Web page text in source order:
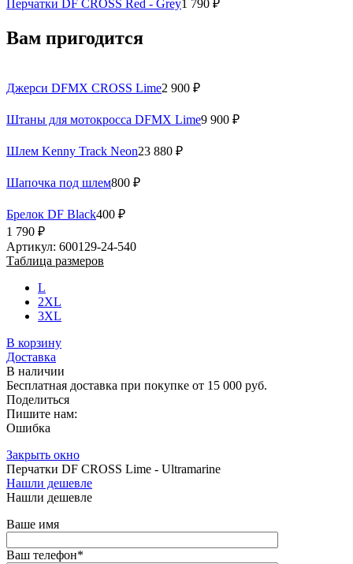
Перчатки DF CROSS Red - Grey1 790 ₽
Вам пригодится
Джерси DFMX CROSS Lime2 900 ₽
Штаны для мотокросса DFMX Lime9 900 ₽
Шлем Kenny Track Neon23 880 ₽
Шапочка под шлем800 ₽
Брелок DF Black400 ₽
1 790 ₽
Артикул: 600129-24-540
Таблица размеров
L
2XL
3XL
В корзину
Доставка
В наличии
Бесплатная доставка при покупке от 15 000 руб.
Поделиться
Пишите нам:
Ошибка
Закрыть окно
Перчатки DF CROSS Lime - Ultramarine
Нашли дешевле
Нашли дешевле
Ваше имя
Ваш телефон*